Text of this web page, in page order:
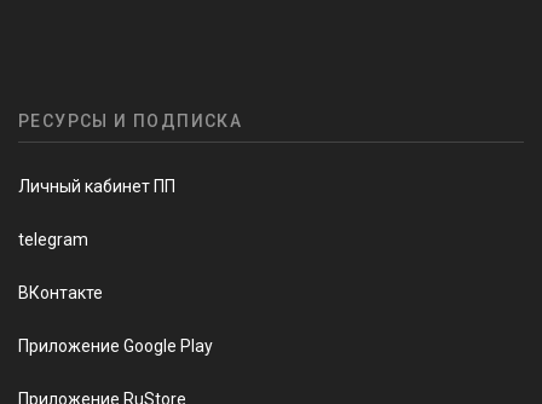
РЕСУРСЫ И ПОДПИСКА
Личный кабинет ПП
telegram
ВКонтакте
Приложение Google Play
Приложение RuStore